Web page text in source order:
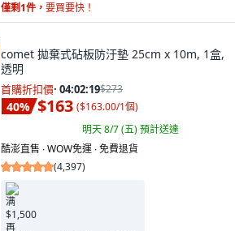
僅剩1件， 要買要快！
comet 拋棄式砧板防汙墊 25cm x 10m, 1盒,
透明
首購折扣價· 04:02:18$273
40% $163 ($163.00/1個)
明天 8/7 (五)預計送達
酷澎直售 ∙ WOW免運 ∙ 免費退貨
(4,397)